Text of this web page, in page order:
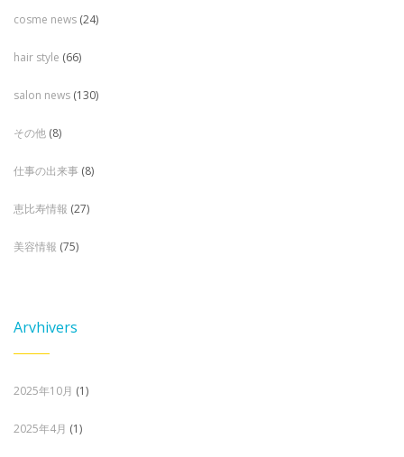
cosme news (24)
hair style (66)
salon news (130)
その他 (8)
仕事の出来事 (8)
恵比寿情報 (27)
美容情報 (75)
Arvhivers
2025年10月 (1)
2025年4月 (1)